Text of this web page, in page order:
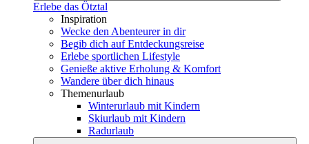
Erlebe das Ötztal
Inspiration
Wecke den Abenteurer in dir
Begib dich auf Entdeckungsreise
Erlebe sportlichen Lifestyle
Genieße aktive Erholung & Komfort
Wandere über dich hinaus
Themenurlaub
Winterurlaub mit Kindern
Skiurlaub mit Kindern
Radurlaub